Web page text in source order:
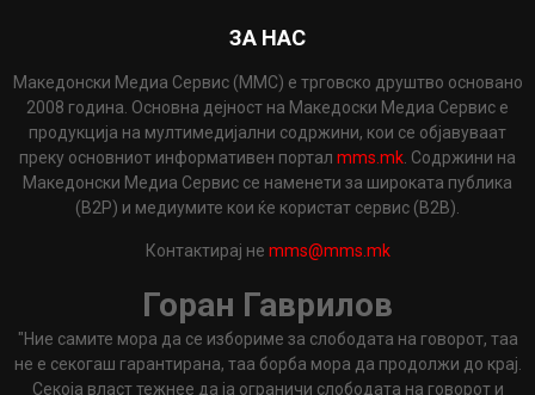
ЗА НАС
Македонски Медиа Сервис (ММС) е трговско друштво основано
2008 година. Основна дејност на Македоски Медиа Сервис е
продукција на мултимедијални содржини, кои се објавуваат
преку основниот информативен портал mms.mk . Содржини на
Македонски Медиа Сервис се наменети за широката публика
(B2P) и медиумите кои ќе користат сервис (B2B).
Контактирај не mms@mms.mk
Горан Гаврилов
"Ние самите мора да се избориме за слободата на говорот, таа
не е секогаш гарантирана, таа борба мора да продолжи до крај.
Секоја власт тежнее да ја ограничи слободата на говорот и